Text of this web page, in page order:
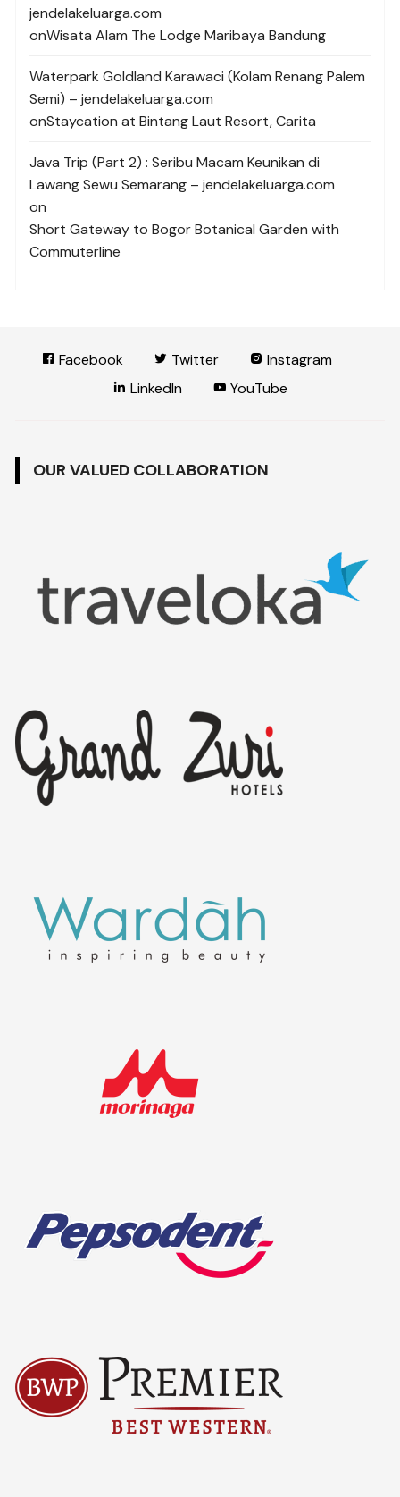
jendelakeluarga.com
onWisata Alam The Lodge Maribaya Bandung
Waterpark Goldland Karawaci (Kolam Renang Palem
Semi) – jendelakeluarga.com
onStaycation at Bintang Laut Resort, Carita
Java Trip (Part 2) : Seribu Macam Keunikan di
Lawang Sewu Semarang – jendelakeluarga.com
on
Short Gateway to Bogor Botanical Garden with
Commuterline
Facebook Twitter
Instagram
LinkedIn
YouTube
OUR VALUED COLLABORATION